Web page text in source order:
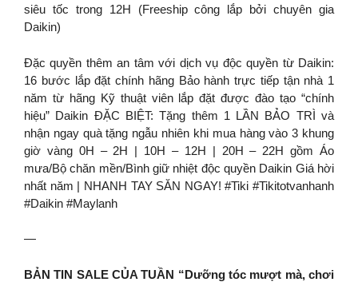
siêu tốc trong 12H (Freeship công lắp bởi chuyên gia
Daikin)
Đặc quyền thêm an tâm với dịch vụ độc quyền từ Daikin:
16 bước lắp đặt chính hãng Bảo hành trực tiếp tận nhà 1
năm từ hãng Kỹ thuật viên lắp đặt được đào tạo “chính
hiệu” Daikin ĐẶC BIỆT: Tặng thêm 1 LẦN BẢO TRÌ và
nhận ngay quà tặng ngẫu nhiên khi mua hàng vào 3 khung
giờ vàng 0H – 2H | 10H – 12H | 20H – 22H gồm Áo
mưa/Bộ chăn mền/Bình giữ nhiệt độc quyền Daikin Giá hời
nhất năm | NHANH TAY SĂN NGAY! #Tiki #Tikitotvanhanh
#Daikin #Maylanh
—
BẢN TIN SALE CỦA TUẦN “Dưỡng tóc mượt mà, chơi